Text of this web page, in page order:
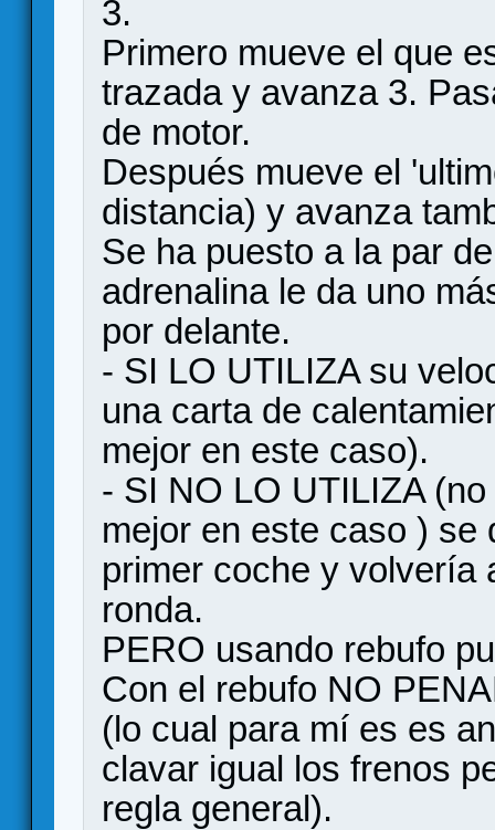
3.
Primero mueve el que
trazada y avanza 3.
de motor.
Después mueve el
distancia) y avanza
Se ha puesto a la par
adrenalina le da uno
por delante.
- SI LO UTILIZA su
una carta de
mejor en este caso).
- SI NO LO UTILIZA
mejor en este caso )
primer coche y volvería
ronda.
PERO usando rebufo
Con el rebufo NO
(lo cual para mí es es
clavar igual los frenos
regla general).